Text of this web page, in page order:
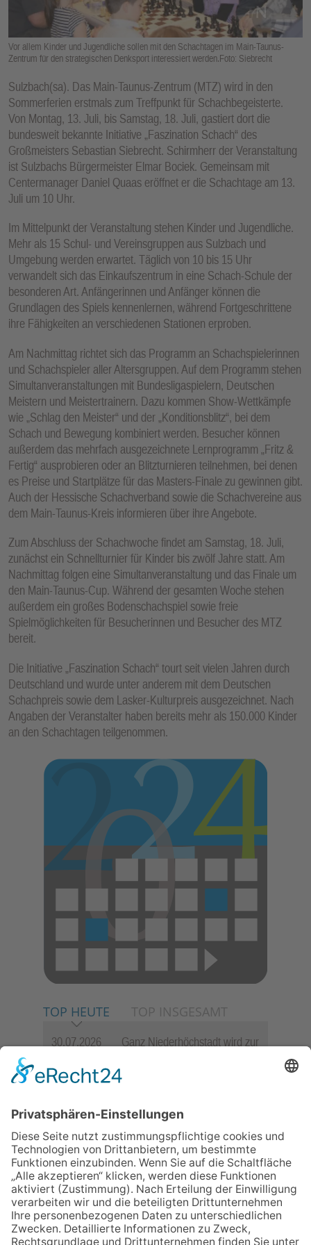
Vor allem Kinder und Jugendliche sollen mit den Schachtagen im Main-Taunus-
Zentrum für den strategischen Denksport interessiert werden.Foto: Siebrecht
Sulzbach(sa). Das Main-Taunus-Zentrum (MTZ) wird in den
Sommerferien erstmals zum Treffpunkt für Schachbegeisterte.
Von Montag, 13. Juli, bis Samstag, 18. Juli, gastiert dort die
bundesweit bekannte Initiative „Faszination Schach“ des
Großmeisters Sebastian Siebrecht. Schirmherr der Veranstaltung
ist Sulzbachs Bürgermeister Elmar Bociek. Gemeinsam mit
Centermanager Daniel Quaas eröffnet er die Schachtage am 13.
Juli um 10 Uhr.
Im Mittelpunkt der Veranstaltung stehen Kinder und Jugendliche.
Mehr als 15 Schul- und Vereinsgruppen aus Sulzbach und
Umgebung werden erwartet. Täglich von 10 bis 15 Uhr
verwandelt sich das Einkaufszentrum in eine Schach-Schule der
besonderen Art. Anfängerinnen und Anfänger können die
Grundlagen des Spiels kennenlernen, während Fortgeschrittene
ihre Fähigkeiten an verschiedenen Stationen erproben.
Am Nachmittag richtet sich das Programm an Schachspielerinnen
und Schachspieler aller Altersgruppen. Auf dem Programm stehen
Simultanveranstaltungen mit Bundesligaspielern, Deutschen
Meistern und Meistertrainern. Dazu kommen Show-Wettkämpfe
wie „Schlag den Meister“ und der „Konditionsblitz“, bei dem
Schach und Bewegung kombiniert werden. Besucher können
außerdem das mehrfach ausgezeichnete Lernprogramm „Fritz &
Fertig“ ausprobieren oder an Blitzturnieren teilnehmen, bei denen
es Preise und Startplätze für das Masters-Finale zu gewinnen gibt.
Auch der Hessische Schachverband sowie die Schachvereine aus
dem Main-Taunus-Kreis informieren über ihre Angebote.
Zum Abschluss der Schachwoche findet am Samstag, 18. Juli,
zunächst ein Schnellturnier für Kinder bis zwölf Jahre statt. Am
Nachmittag folgen eine Simultanveranstaltung und das Finale um
den Main-Taunus-Cup. Während der gesamten Woche stehen
außerdem ein großes Bodenschachspiel sowie freie
Spielmöglichkeiten für Besucherinnen und Besucher des MTZ
bereit.
Die Initiative „Faszination Schach“ tourt seit vielen Jahren durch
Deutschland und wurde unter anderem mit dem Deutschen
Schachpreis sowie dem Lasker-Kulturpreis ausgezeichnet. Nach
Angaben der Veranstalter haben bereits mehr als 150.000 Kinder
an den Schachtagen teilgenommen.
TOP HEUTE TOP INSGESAMT
30.07.2026
Ganz Niederhöchstadt wird zur
06.08.2026
Jugendchor Hochtaunus
Programm „Changes“
mit Werken von Walter
Wachsmuth
23.07.2026
Zwischen Fachwerk, Wein und
Sommerabend: Der Rettershof
lädt wieder zum Weinfest ein
09.07.2026
Wasserampel steht auf Gelb:
E
N